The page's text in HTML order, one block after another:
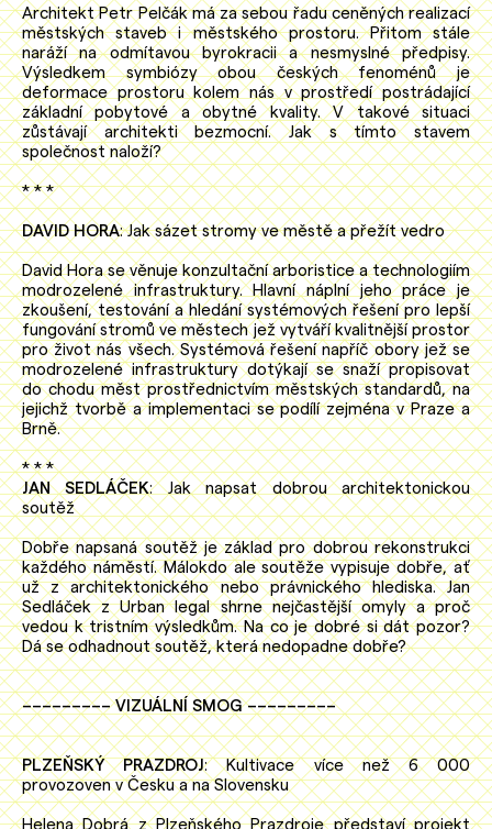
Architekt Petr Pelčák má za sebou řadu ceněných realizací
městských staveb i městského prostoru. Přitom stále
naráží na odmítavou byrokracii a nesmyslné předpisy.
Výsledkem symbiózy obou českých fenoménů je
deformace prostoru kolem nás v prostředí postrádající
základní pobytové a obytné kvality. V takové situaci
zůstávají architekti bezmocní. Jak s tímto stavem
společnost naloží?
* * *
DAVID HORA: Jak sázet stromy ve městě a přežít vedro
David Hora se věnuje konzultační arboristice a technologiím
modrozelené infrastruktury. Hlavní náplní jeho práce je
zkoušení, testování a hledání systémových řešení pro lepší
fungování stromů ve městech jež vytváří kvalitnější prostor
pro život nás všech. Systémová řešení napříč obory jež se
modrozelené infrastruktury dotýkají se snaží propisovat
do chodu měst prostřednictvím městských standardů, na
jejichž tvorbě a implementaci se podílí zejména v Praze a
Brně.
* * *
JAN SEDLÁČEK: Jak napsat dobrou architektonickou
soutěž
Dobře napsaná soutěž je základ pro dobrou rekonstrukci
každého náměstí. Málokdo ale soutěže vypisuje dobře, ať
už z architektonického nebo právnického hlediska. Jan
Sedláček z Urban legal shrne nejčastější omyly a proč
vedou k tristním výsledkům. Na co je dobré si dát pozor?
Dá se odhadnout soutěž, která nedopadne dobře?
––––––––– VIZUÁLNÍ SMOG –––––––––
PLZEŇSKÝ PRAZDROJ: Kultivace více než 6 000
provozoven v Česku a na Slovensku
Helena Dobrá z Plzeňského Prazdroje představí projekt